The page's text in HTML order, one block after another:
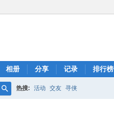
相册 分享 记录 排行榜
热搜: 活动 交友 寻侠